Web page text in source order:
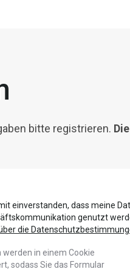
bitte registrieren.
einverstanden, dass meine
genutzt
die
werden in einem Cookie
sodass Sie das Formular